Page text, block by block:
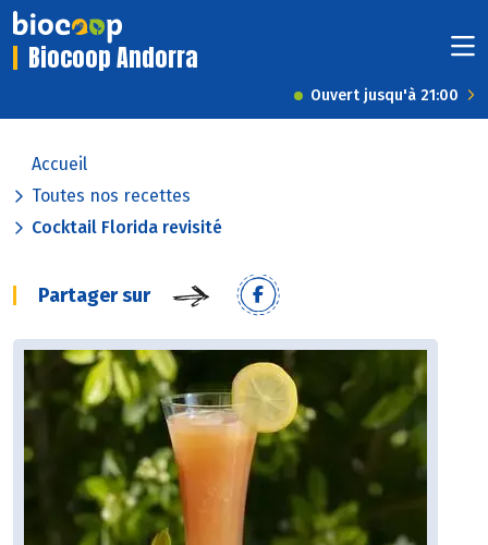
Biocoop Andorra
Ouvert jusqu'à 21:00
Accueil
Toutes nos recettes
Cocktail Florida revisité
Partager sur